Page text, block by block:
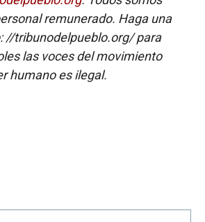
remunerado. Haga una
//tribunodelpueblo.org/ para
las voces del movimiento
humano es ilegal.